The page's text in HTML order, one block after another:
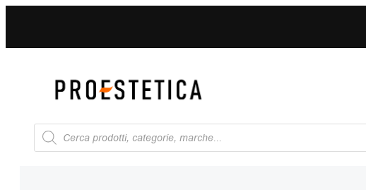
Ricerca
prodotti